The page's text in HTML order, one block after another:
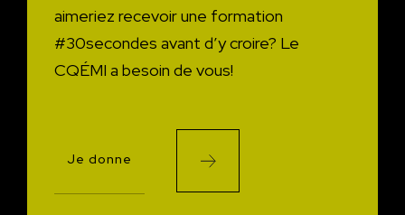
aimeriez recevoir une formation
#30secondes avant d’y croire? Le
CQÉMI a besoin de vous!
Je donne